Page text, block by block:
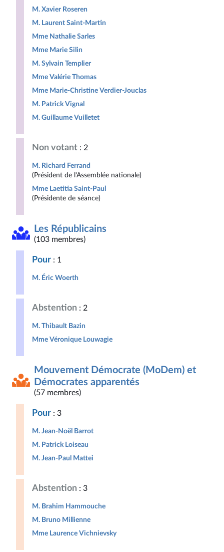
M. Xavier Roseren
M. Laurent Saint-Martin
Mme Nathalie Sarles
Mme Marie Silin
M. Sylvain Templier
Mme Valérie Thomas
Mme Marie-Christine Verdier-Jouclas
M. Patrick Vignal
M. Guillaume Vuilletet
Non votant : 2
M. Richard Ferrand
(Président de l'Assemblée nationale)
Mme Laetitia Saint-Paul
(Présidente de séance)
Les Républicains
(103 membres)
Pour : 1
M. Éric Woerth
Abstention : 2
M. Thibault Bazin
Mme Véronique Louwagie
Mouvement Démocrate (MoDem) et
Démocrates apparentés
(57 membres)
Pour : 3
M. Jean-Noël Barrot
M. Patrick Loiseau
M. Jean-Paul Mattei
Abstention : 3
M. Brahim Hammouche
M. Bruno Millienne
Mme Laurence Vichnievsky